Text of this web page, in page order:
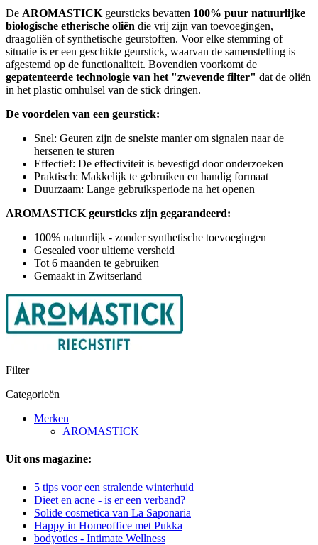
De AROMASTICK geursticks bevatten 100% puur natuurlijke
biologische etherische oliën die vrij zijn van toevoegingen,
draagoliën of synthetische geurstoffen. Voor elke stemming of
situatie is er een geschikte geurstick, waarvan de samenstelling is
afgestemd op de functionaliteit. Bovendien voorkomt de
gepatenteerde technologie van het "zwevende filter" dat de oliën
in het plastic omhulsel van de stick dringen.
De voordelen van een geurstick:
Snel: Geuren zijn de snelste manier om signalen naar de
hersenen te sturen
Effectief: De effectiviteit is bevestigd door onderzoeken
Praktisch: Makkelijk te gebruiken en handig formaat
Duurzaam: Lange gebruiksperiode na het openen
AROMASTICK geursticks zijn gegarandeerd:
100% natuurlijk - zonder synthetische toevoegingen
Gesealed voor ultieme versheid
Tot 6 maanden te gebruiken
Gemaakt in Zwitserland
Filter
Categorieën
Merken
AROMASTICK
Uit ons magazine:
5 tips voor een stralende winterhuid
Dieet en acne - is er een verband?
Solide cosmetica van La Saponaria
Happy in Homeoffice met Pukka
bodyotics - Intimate Wellness